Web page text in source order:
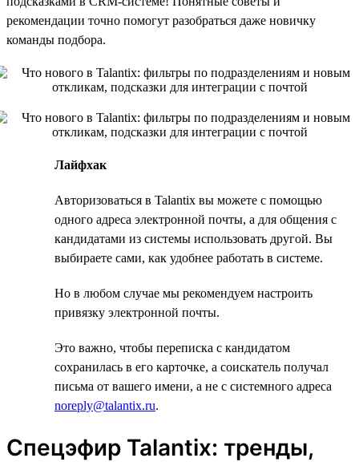
рекомендации точно помогут разобраться даже новичку
команды подбора.
Лайфхак
Авторизоваться в Talantix вы можете с помощью
одного адреса электронной почты, а для общения с
кандидатами из системы использовать другой. Вы
выбираете сами, как удобнее работать в системе.
Но в любом случае мы рекомендуем настроить
привязку электронной почты.
Это важно, чтобы переписка с кандидатом
сохранилась в его карточке, а соискатель получал
письма от вашего имени, а не с системного адреса
noreply@talantix.ru.
Спецэфир Talantiх: тренды,